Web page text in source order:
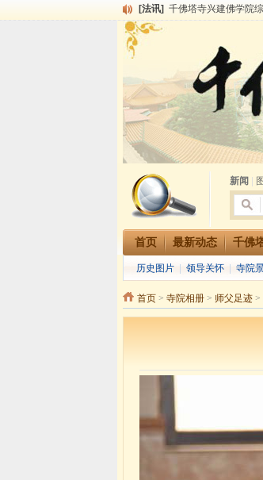
[法讯] 千佛塔寺兴建佛学院
[法讯]
[法讯]
千佛塔寺阅藏堂周末
清明节祭祖报恩地藏法
[法讯]
本寺方丈上明下慧尼
[法讯] 2015-3-26师父于法堂
[法讯]
广东千佛塔寺云门佛
[法讯]
恭请海涛法师莅临千
[法讯]
2014年七月大法会
[法讯] 千佛塔寺云门佛学院
新闻
首页 最新动态 千佛
历史图片 领导关怀 寺院
首页> 寺院相册> 师父足迹>